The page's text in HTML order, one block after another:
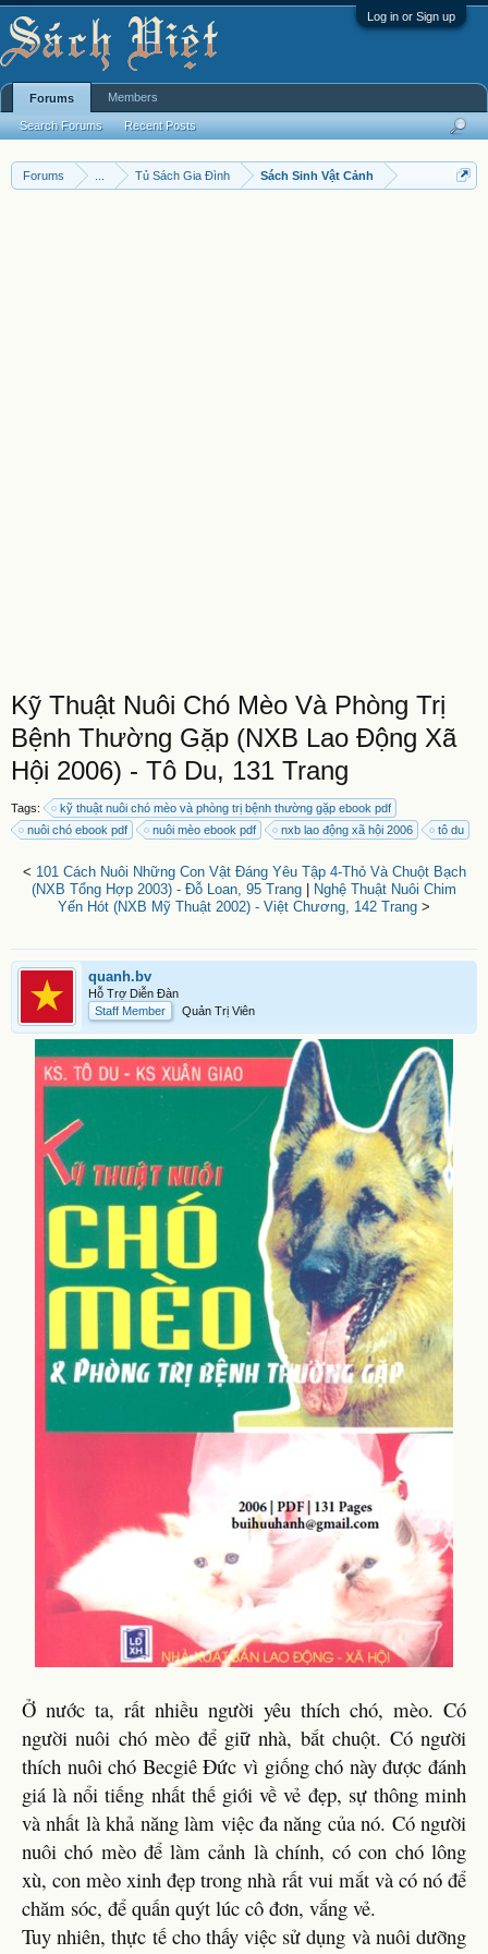
Log in or Sign up
Forums Tủ Sách Gia Đình Sách Sinh Vật Cảnh
Kỹ Thuật Nuôi Chó Mèo Và Phòng Trị
Bệnh Thường Gặp (NXB Lao Động Xã
Hội 2006) - Tô Du, 131 Trang
Tags:
kỹ thuật nuôi chó mèo và phòng trị bệnh thường gặp ebook pdf
nuôi chó ebook pdf
nuôi mèo ebook pdf nxb lao động xã hội 2006 tô du
< 101 Cách Nuôi Những Con Vật Đáng Yêu Tập 4-Thỏ Và Chuột Bạch
(NXB Tổng Hợp 2003) - Đỗ Loan, 95 Trang
Nghệ Thuật Nuôi Chim
Yến Hót (NXB Mỹ Thuật 2002) - Việt Chương, 142 Trang >
quanh.bv
Hỗ Trợ Diễn Đàn
Staff Member
Quản Trị Viên
Ở nước ta, rất nhiều người yêu thích chó, mèo. Có
người nuôi chó mèo để giữ nhà, bắt chuột. Có người
thích nuôi chó Becgiê Đức vì giống chó này được đánh
giá là nổi tiếng nhất thế giới về vẻ đẹp, sự thông minh
và nhất là khả năng làm việc đa năng của nó. Có người
nuôi chó mèo để làm cảnh là chính, có con chó lông
xù, con mèo xinh đẹp trong nhà rất vui mắt và có nó để
chăm sóc, để quấn quýt lúc cô đơn, vắng vẻ.
Tuy nhiên, thực tế cho thấy việc sử dụng và nuôi dưỡng
Forums
Search Forums Recent Posts
Members